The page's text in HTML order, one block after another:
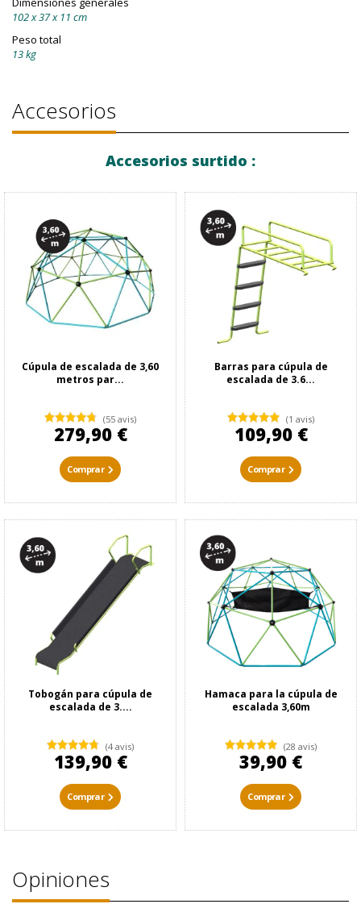
102 x 37 x 11 cm
Peso total
13 kg
Accesorios
Accesorios surtido :
Cúpula de escalada de 3,60
metros par...
(55 avis)
279,90 €
Comprar
Barras para cúpula de
escalada de 3.6...
(1 avis)
109,90 €
Comprar
Tobogán para cúpula de
escalada de 3....
(4 avis)
139,90 €
Comprar
Hamaca para la cúpula de
escalada 3,60m
(28 avis)
39,90 €
Comprar
Opiniones